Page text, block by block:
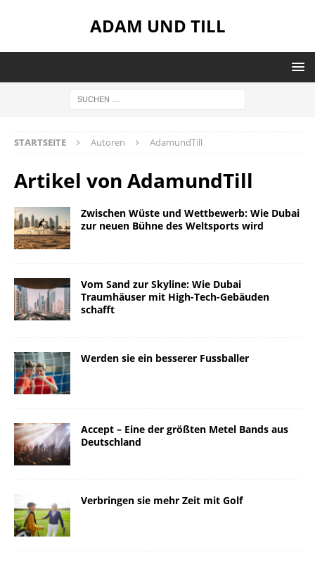
ADAM UND TILL
STARTSEITE Autoren AdamundTill
Artikel von AdamundTill
Zwischen Wüste und Wettbewerb: Wie Dubai
zur neuen Bühne des Weltsports wird
Vom Sand zur Skyline: Wie Dubai
Traumhäuser mit High-Tech-Gebäuden
schafft
Werden sie ein besserer Fussballer
Accept – Eine der größten Metel Bands aus
Deutschland
Verbringen sie mehr Zeit mit Golf